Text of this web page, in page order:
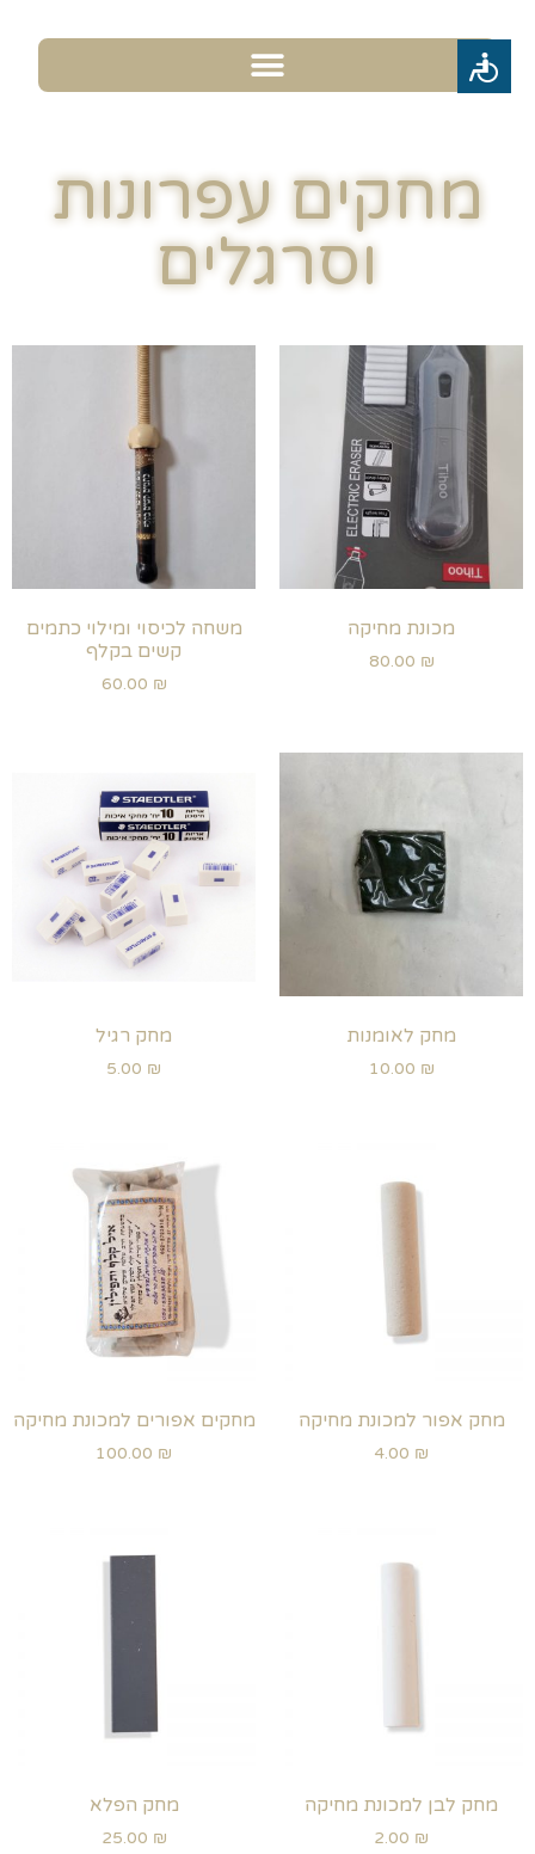
מחקים עפרונות
וסרגלים
מכונת מחיקה
80.00 ₪
משחה לכיסוי ומילוי כתמים
קשים בקלף
60.00 ₪
מחק לאומנות
10.00 ₪
מחק רגיל
5.00 ₪
מחק אפור למכונת מחיקה
4.00 ₪
מחקים אפורים למכונת מחיקה
100.00 ₪
מחק לבן למכונת מחיקה
2.00 ₪
מחק הפלא
25.00 ₪